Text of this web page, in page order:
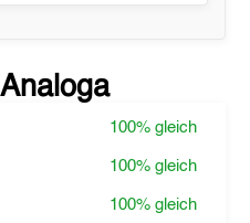
100% gleich
100% gleich
100% gleich